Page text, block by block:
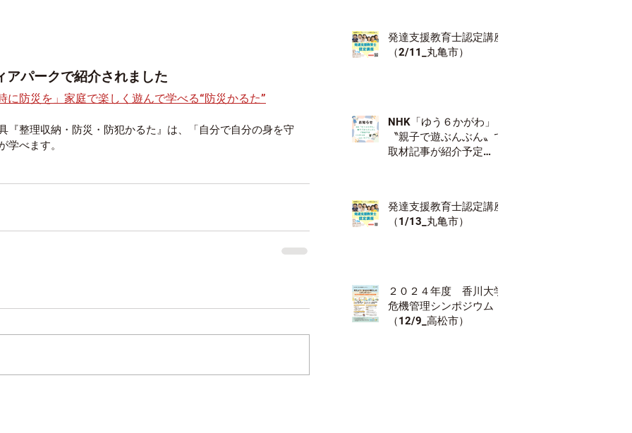
アパークで紹介されました
に防災を」家庭で楽しく遊んで学べる“防災かるた”
『整理収納・防災・防犯かるた』は、「自分で自分の身を守
学べます。
発達支援教育士認定講座
（2/11_丸亀市）
NHK「ゆう６かがわ」
〝親子で遊ぶんぶん〟で
取材記事が紹介予定
発達支援教育士認定講座
（1/13_丸亀市）
２０２４年度 香川大学
危機管理シンポジウム
（12/9_高松市）